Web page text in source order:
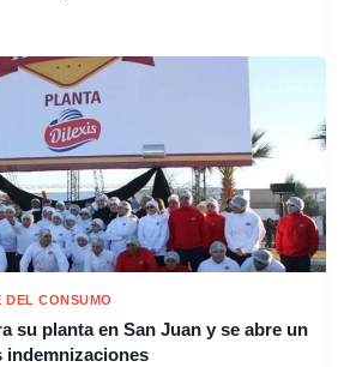
DEL CONSUMO
su planta en San Juan y se abre un